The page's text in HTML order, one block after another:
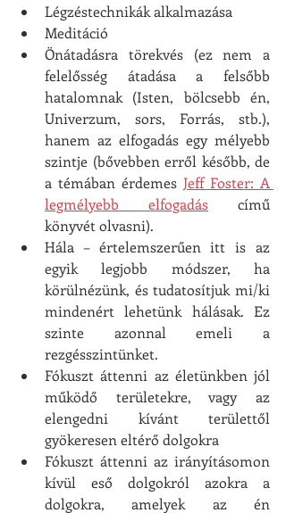
Légzéstechnikák alkalmazása
Meditáció
Önátadásra törekvés (ez nem a
felelősség átadása a felsőbb
hatalomnak (Isten, bölcsebb én,
Univerzum, sors, Forrás, stb.),
hanem az elfogadás egy mélyebb
szintje (bővebben erről később, de
a témában érdemes Jeff Foster: A
legmélyebb elfogadás című
könyvét olvasni).
Hála – értelemszerűen itt is az
egyik legjobb módszer, ha
körülnézünk, és tudatosítjuk mi/ki
mindenért lehetünk hálásak. Ez
szinte azonnal emeli a
rezgésszintünket.
Fókuszt áttenni az életünkben jól
működő területekre, vagy az
elengedni kívánt területtől
gyökeresen eltérő dolgokra
Fókuszt áttenni az irányításomon
kívül eső dolgokról azokra a
dolgokra, amelyek az én